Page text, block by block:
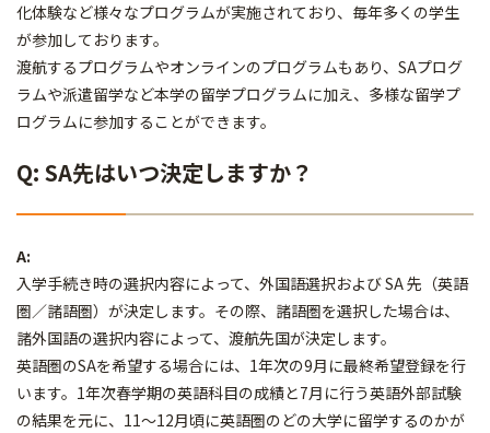
化体験など様々なプログラムが実施されており、毎年多くの学生
が参加しております。
渡航するプログラムやオンラインのプログラムもあり、SAプログ
ラムや派遣留学など本学の留学プログラムに加え、多様な留学プ
ログラムに参加することができます。
Q: SA先はいつ決定しますか？
A:
入学手続き時の選択内容によって、外国語選択および SA 先（英語
圏／諸語圏）が決定します。その際、諸語圏を選択した場合は、
諸外国語の選択内容によって、渡航先国が決定します。
英語圏のSAを希望する場合には、1年次の9月に最終希望登録を行
います。1年次春学期の英語科目の成績と7月に行う英語外部試験
の結果を元に、11～12月頃に英語圏のどの大学に留学するのかが